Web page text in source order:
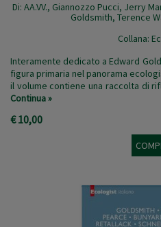
Di: AA.VV., Giannozzo Pucci, Jerry
Goldsmith, Terence
Collana:
Interamente dedicato a Edward
figura primaria nel panorama
il volume contiene una raccolta di
Continua »
€ 10,00